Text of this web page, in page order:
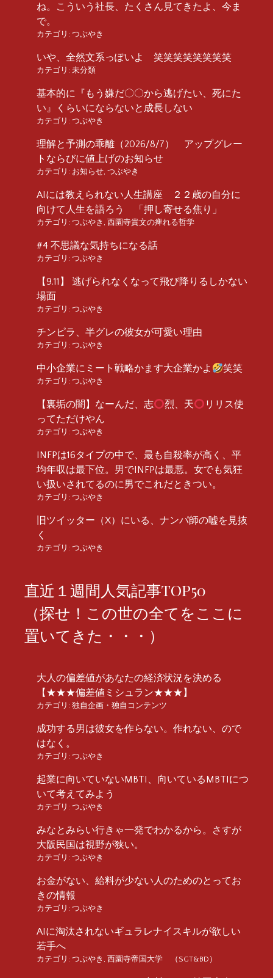
ね。こういう社長、たくさん見てきたよ、今ま
で。
カテゴリ: つぶやき
いや、全然文系っぽいよ 笑笑笑笑笑笑笑笑
カテゴリ: 未分類
基本的に『もう嫌だ〇〇から逃げたい、死にた
い』くらいにならないと成長しない
カテゴリ: つぶやき
理解と予測の乖離（2026/8/7） アップグレー
トならびに値上げのお知らせ
カテゴリ: お知らせ, つぶやき
AIには教えられない人生講座 ２２歳の自分に
向けて人生を語ろう 「押し寄せる焦り」
カテゴリ: つぶやき , 西園寺貴文の痺れる哲学
#4 不思議な気持ちになる話
カテゴリ: つぶやき
【9.11】 逃げられなくなって飛び降りるしかない
場面
カテゴリ: つぶやき
チンピラ、半グレの彼女が可愛い理由
カテゴリ: つぶやき
中小企業にミート戦略かます大企業かよ 笑笑
カテゴリ: つぶやき
【裏垢の闇】なーんだ、志 烈、天
リリス使
ってただけやん
カテゴリ: つぶやき
INFPは16タイプの中で、最も自殺率が高く、平
均年収は最下位。男でINFPは最悪。女でも気狂
い扱いされてるのに男でこれだときつい。
カテゴリ: つぶやき
旧ツイッター（X）にいる、ナンパ師の嘘を見抜
く
カテゴリ: つぶやき
直近１週間人気記事TOP50
（探せ！この世の全てをここに
置いてきた・・・）
大人の偏差値があなたの経済状況を決める
【★★★偏差値ミシュラン★★★】
カテゴリ: 独自企画・独自コンテンツ
成功する男は彼女を作らない。作れない、ので
はなく。
カテゴリ: つぶやき
起業に向いていないMBTI、向いているMBTIにつ
いて考えてみよう
カテゴリ: つぶやき
みなとみらい行きゃ一発でわかるから。さすが
大阪民国は視野が狭い。
カテゴリ: つぶやき
お金がない、給料が少ない人のためのとってお
きの情報
カテゴリ: つぶやき
AIに淘汰されないギュラレナイスキルが欲しい
若手へ
カテゴリ: つぶやき , 西園寺帝国大学 （SGT&BD）